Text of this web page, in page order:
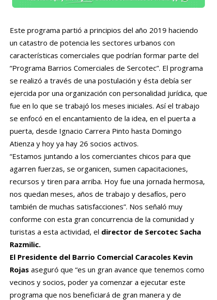
Este programa partió a principios del año 2019 haciendo
un catastro de potencia les sectores urbanos con
características comerciales que podrían formar parte del
“Programa Barrios Comerciales de Sercotec”. El programa
se realizó a través de una postulación y ésta debía ser
ejercida por una organización con personalidad jurídica, que
fue en lo que se trabajó los meses iniciales. Así el trabajo
se enfocó en el encantamiento de la idea, en el puerta a
puerta, desde Ignacio Carrera Pinto hasta Domingo
Atienza y hoy ya hay 26 socios activos.
“Estamos juntando a los comerciantes chicos para que
agarren fuerzas, se organicen, sumen capacitaciones,
recursos y tiren para arriba. Hoy fue una jornada hermosa,
nos quedan meses, años de trabajo y desafíos, pero
también de muchas satisfacciones”. Nos señaló muy
conforme con esta gran concurrencia de la comunidad y
turistas a esta actividad, el director de Sercotec Sacha
Razmilic.
El Presidente del Barrio Comercial Caracoles Kevin
Rojas aseguró que “es un gran avance que tenemos como
vecinos y socios, poder ya comenzar a ejecutar este
programa que nos beneficiará de gran manera y de